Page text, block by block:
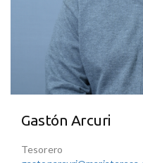
Gastón Arcuri
Tesorero